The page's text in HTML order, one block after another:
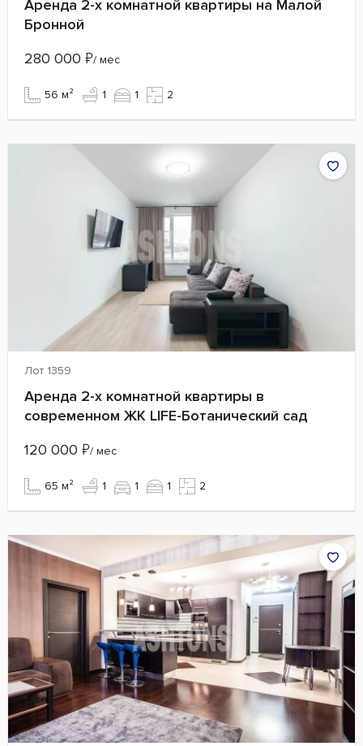
Аренда 2-х комнатной квартиры на Малой
Бронной
280 000 ₽/ мес
56 м² 1 1 2
Лот 1359
Аренда 2-х комнатной квартиры в
современном ЖК LIFE-Ботанический сад
120 000 ₽/ мес
65 м² 1 1 1 2